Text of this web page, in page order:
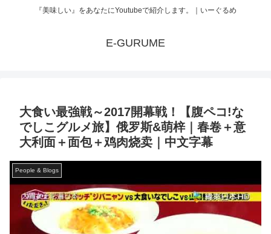
『美味しい』をあなたにYoutubeで紹介します。｜いーぐるめ
E-GURUME
大食い最強戦～2017開幕戦！【腹ペコ!な
でしこグルメ旅】俄罗斯&萌梓｜春卷＋意
大利面＋面包＋鸡肉烧卖｜中文字幕
People & Blogs